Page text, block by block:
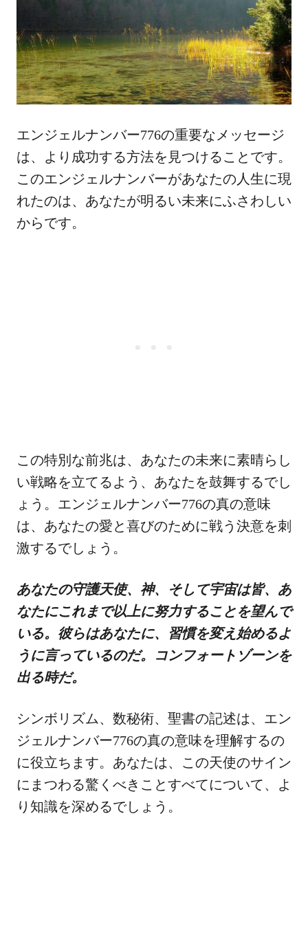
エンジェルナンバー776の重要なメッセージ
は、より成功する方法を見つけることです。
このエンジェルナンバーがあなたの人生に現
れたのは、あなたが明るい未来にふさわしい
からです。
この特別な前兆は、あなたの未来に素晴らし
い戦略を立てるよう、あなたを鼓舞するでし
ょう。エンジェルナンバー776の真の意味
は、あなたの愛と喜びのために戦う決意を刺
激するでしょう。
あなたの守護天使、神、そして宇宙は皆、あ
なたにこれまで以上に努力することを望んで
いる。彼らはあなたに、習慣を変え始めるよ
うに言っているのだ。コンフォートゾーンを
出る時だ。
シンボリズム、数秘術、聖書の記述は、エン
ジェルナンバー776の真の意味を理解するの
に役立ちます。あなたは、この天使のサイン
にまつわる驚くべきことすべてについて、よ
り知識を深めるでしょう。